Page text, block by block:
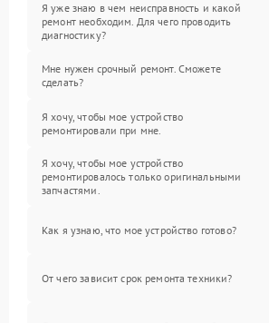
Я уже знаю в чем неисправность и какой
ремонт необходим. Для чего проводить
диагностику?
Мне нужен срочный ремонт. Сможете
сделать?
Я хочу, чтобы мое устройство
ремонтировали при мне.
Я хочу, чтобы мое устройство
ремонтировалось только оригинальными
запчастями.
Как я узнаю, что мое устройство готово?
От чего зависит срок ремонта техники?